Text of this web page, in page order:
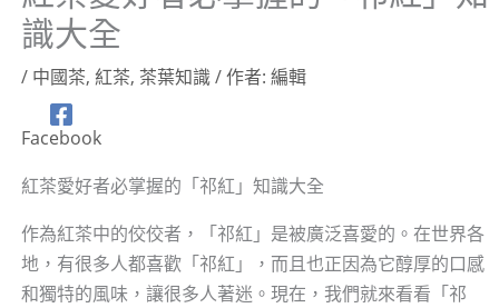
識大全
/ 中國茶, 紅茶, 茶葉知識/ 作者: 編輯
Facebook
紅茶愛好者必掌握的「祁紅」知識大全
作為紅茶中的佼佼者，「祁紅」是被廣泛喜愛的。在世界各
地，有很多人都喜歡「祁紅」，而且也正因為它醇厚的口感
和獨特的風味，讓很多人著迷。現在，我們就來看看「祁